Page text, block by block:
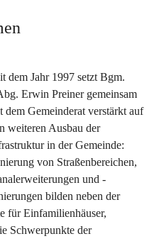
dem Jahr 1997 setzt Bgm.
Erwin Preiner gemeinsam
dem Gemeinderat verstärkt auf
weiteren Ausbau der
in der Gemeinde:
von Straßenbereichen,
und -
bilden neben der
für Einfamilienhäuser,
Schwerpunkte der